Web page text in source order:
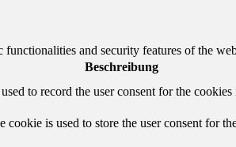
and security features of the
Beschreibung
to record the user consent for the
is used to store the user consent for